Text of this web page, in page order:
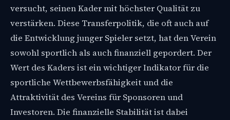
versucht, seinen Kader mit höchster Qualität zu
verstärken. Diese Transferpolitik, die oft auch auf
die Entwicklung junger Spieler setzt, hat den Verein
sowohl sportlich als auch finanziell gepordert. Der
Wert des Kaders ist ein wichtiger Indikator für die
sportliche Wettbewerbsfähigkeit und die
Attraktivität des Vereins für Sponsoren und
Investoren. Die finanzielle Stabilität ist dabei